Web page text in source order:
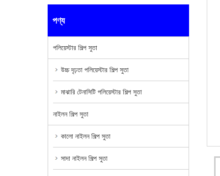
পণ্য
পলিয়েস্টার শিল্প সুতা
উচ্চ দৃঢ়তা পলিয়েস্টার শিল্প সুতা
মাঝারি টেনাসিটি পলিয়েস্টার শিল্প সুতা
নাইলন শিল্প সুতা
কালো নাইলন শিল্প সুতা
সাদা নাইলন শিল্প সুতা